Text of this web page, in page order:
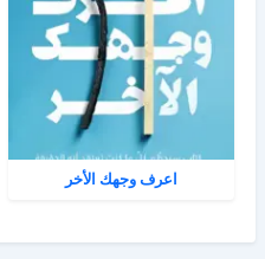
اعرف وجهك الأخر